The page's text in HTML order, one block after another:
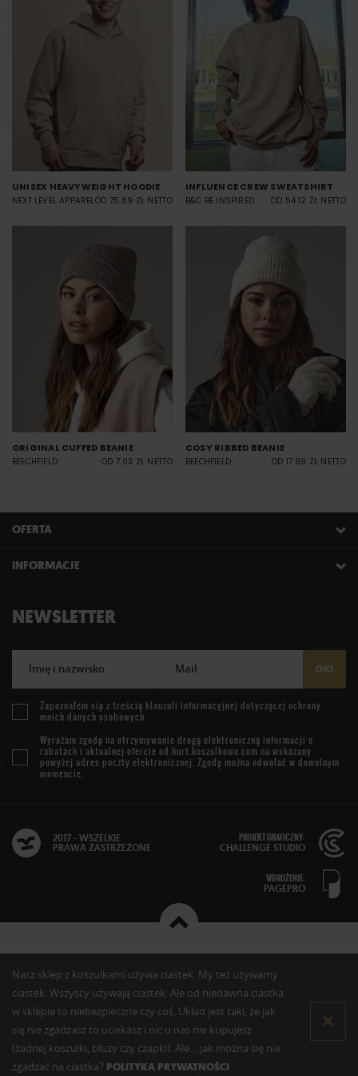
UNISEX HEAVYWEIGHT HOODIE
NEXT LEVEL APPARELOD 75.89 ZŁ NETTO
INFLUENCE CREW SWEATSHIRT
B&C BE INSPIRED OD 54.12 ZŁ NETTO
ORIGINAL CUFFED BEANIE
BEECHFIELD OD 7.03 ZŁ NETTO
COSY RIBBED BEANIE
BEECHFIELD OD 17.99 ZŁ NETTO
OFERTA
INFORMACJE
NEWSLETTER
Imię i nazwisko Mail OK!
Zapoznałem się z treścią klauzuli informacyjnej dotyczącej ochrony
moich danych osobowych.
Wyrażam zgodę na otrzymywanie drogą elektroniczną informacji o
rabatach i aktualnej ofercie od hurt.koszulkowo.com na wskazany
powyżej adres poczty elektronicznej. Zgodę można odwołać w dowolnym
momencie.
2017 - WSZELKIE
PRAWA ZASTRZEŻONE
PROJEKT GRAFICZNY:
CHALLENGE STUDIO
WDROŻENIE:
PAGEPRO
Nasz sklep z koszulkami używa ciastek. My też używamy
ciastek. Wszyscy używają ciastek. Ale od niedawna ciastka
w sklepie to niebezpieczne czy coś. Układ jest taki, że jak
się nie zgadzasz to uciekasz i nic u nas nie kupujesz
(żadnej koszulki, bluzy czy czapki). Ale… jak można się nie
zgadzać na ciastka? POLITYKA PRYWATNOŚCI